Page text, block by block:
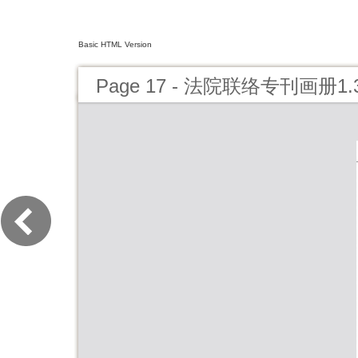
Basic HTML Version
Page 17 - 法院联络专刊画册